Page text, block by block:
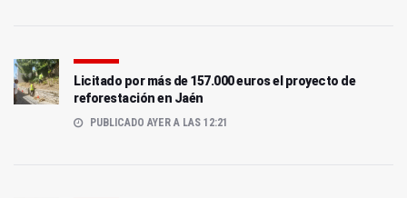
Licitado por más de 157.000 euros el proyecto de
reforestación en Jaén
PUBLICADO AYER A LAS 12:21